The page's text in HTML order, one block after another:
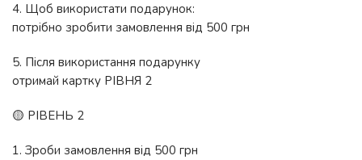
4. Щоб використати подарунок:
потрібно зробити замовлення від 500 грн
5. Після використання подарунку
отримай картку РІВНЯ 2
🟡 РІВЕНЬ 2
1. Зроби замовлення від 500 грн